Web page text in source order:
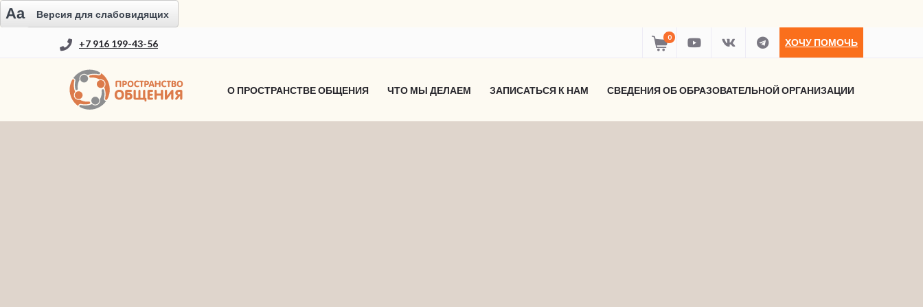
Aa Версия для слабовидящих
+7 916 199-43-56
0 ХОЧУ ПОМОЧЬ
О ПРОСТРАНСТВЕ ОБЩЕНИЯ ЧТО МЫ ДЕЛАЕМ ЗАПИСАТЬСЯ К НАМ СВЕДЕНИЯ ОБ ОБРАЗОВАТЕЛЬНОЙ ОРГАНИЗАЦИИ